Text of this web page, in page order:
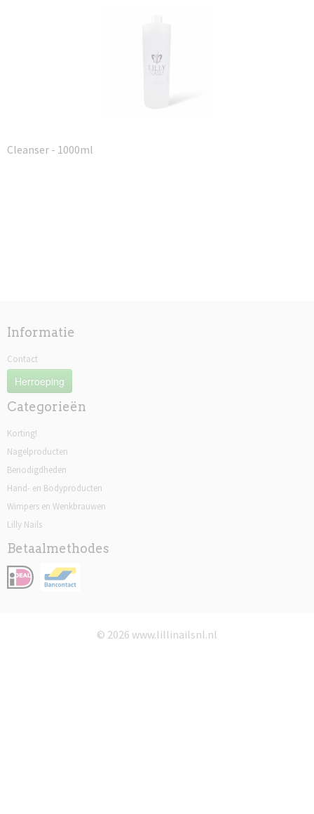
Cleanser - 1000ml
Informatie
Contact
Herroeping
Categorieën
Korting!
Nagelproducten
Benodigdheden
Hand- en Bodyproducten
Wimpers en Wenkbrauwen
Lilly Nails
Betaalmethodes
© 2026 www.lillinailsnl.nl